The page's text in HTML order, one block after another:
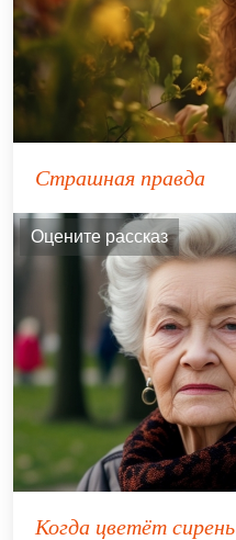
Страшная правда
Оцените рассказ
Когда цветёт сирень